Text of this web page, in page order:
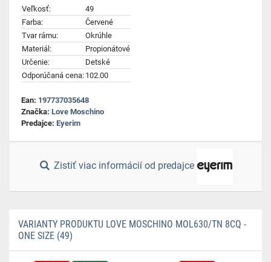
Veľkosť:
49
Farba:
Červené
Tvar rámu:
Okrúhle
Materiál:
Propionátové
Určenie:
Detské
Odporúčaná cena: 102.00
Ean: 197737035648
Značka: Love Moschino
Predajce: Eyerim
Zistiť viac informácií od predajce
VARIANTY PRODUKTU LOVE MOSCHINO MOL630/TN 8CQ -
ONE SIZE (49)